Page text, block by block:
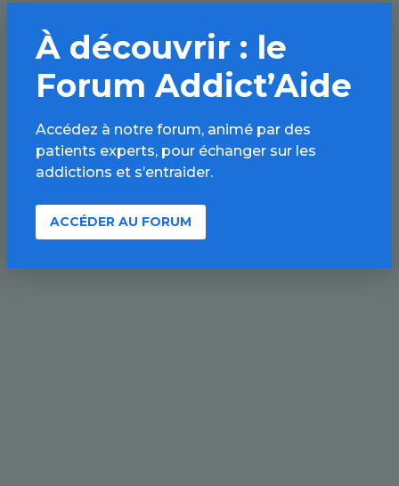
À découvrir : le
Forum Addict’Aide
Accédez à notre forum, animé par des
patients experts, pour échanger sur les
addictions et s’entraider.
ACCÉDER AU FORUM